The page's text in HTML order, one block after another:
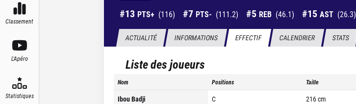
Classement
L'Apéro
Statistiques
#13 PTS+ (116) #7 PTS- (111.2) #5 REB (46.1) #15 AST (26.3)
ACTUALITÉ INFORMATIONS EFFECTIF CALENDRIER STATS
Liste des joueurs
Nom Positions Taille
Ibou Badji C 216cm